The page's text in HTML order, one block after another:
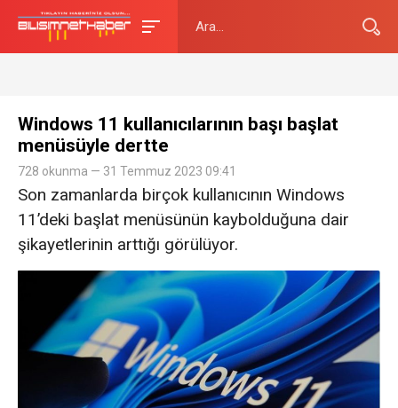
Windows 11 kullanıcılarının başı başlat
menüsüyle dertte
728 okunma — 31 Temmuz 2023 09:41
Son zamanlarda birçok kullanıcının Windows
11’deki başlat menüsünün kaybolduğuna dair
şikayetlerinin arttığı görülüyor.